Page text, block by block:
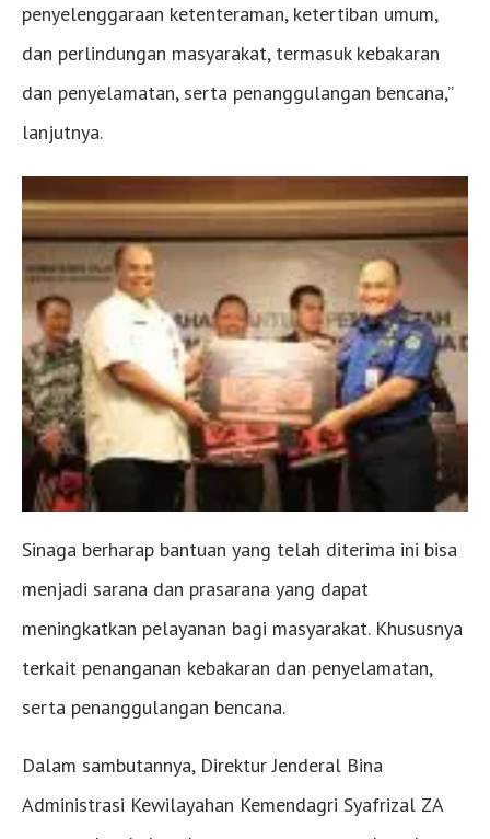
penyelenggaraan ketenteraman, ketertiban umum,
dan perlindungan masyarakat, termasuk kebakaran
dan penyelamatan, serta penanggulangan bencana,”
lanjutnya.
Sinaga berharap bantuan yang telah diterima ini bisa
menjadi sarana dan prasarana yang dapat
meningkatkan pelayanan bagi masyarakat. Khususnya
terkait penanganan kebakaran dan penyelamatan,
serta penanggulangan bencana.
Dalam sambutannya, Direktur Jenderal Bina
Administrasi Kewilayahan Kemendagri Syafrizal ZA